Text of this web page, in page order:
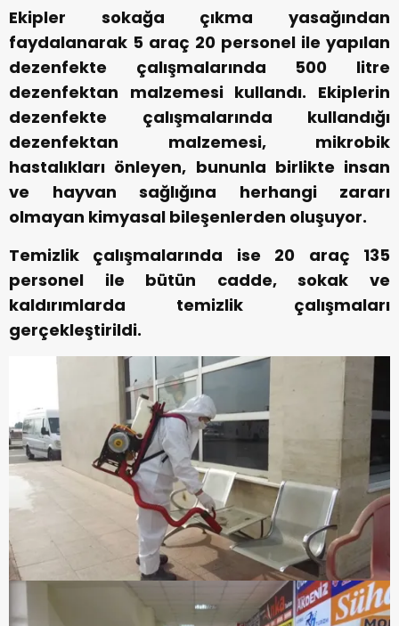
Ekipler sokağa çıkma yasağından
faydalanarak 5 araç 20 personel ile yapılan
dezenfekte çalışmalarında 500 litre
dezenfektan malzemesi kullandı. Ekiplerin
dezenfekte çalışmalarında kullandığı
dezenfektan malzemesi, mikrobik
hastalıkları önleyen, bununla birlikte insan
ve hayvan sağlığına herhangi zararı
olmayan kimyasal bileşenlerden oluşuyor.
Temizlik çalışmalarında ise 20 araç 135
personel ile bütün cadde, sokak ve
kaldırımlarda temizlik çalışmaları
gerçekleştirildi.